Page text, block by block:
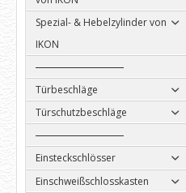
Spezial- & Hebelzylinder von
IKON
Türbeschläge
Türschutzbeschläge
Einsteckschlösser
Einschweißschlosskasten